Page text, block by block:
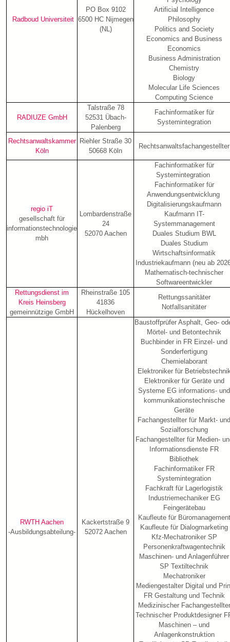
Radboud Universiteit
PO Box 9102
6500 HC Nijmegen
(NL)
Artificial Intelligence
Philosophy
Politics and Society
Economics and Business
Economics
Business Administration
Chemistry
Biology
Molecular Life Sciences
Computing Science
RADIUZE GmbH
Talstraße 78
52531 Übach-
Palenberg
Fachinformatiker für
Systemintegration
Rechtsanwaltskammer
Köln
Riehler Straße 30
50668 Köln
Rechtsanwaltsfachangestellter
regio iT
gesellschaft für
informationstechnologie
mbh
Lombardenstraße
24
52070 Aachen
Fachinformatiker für
Systemintegration
Fachinformatiker für
Anwendungsentwicklung
Digitalisierungskaufmann
Kaufmann IT-
Systemmanagement
Duales Studium BWL
Duales Studium
Wirtschaftsinformatik
Industriekaufmann (neu ab
Mathematisch-technischer
Softwareentwickler
Rettungsdienst im
Kreis Heinsberg
gemeinnützige GmbH
Rheinstraße 105
41836
Hückelhoven
Rettungssanitäter
Notfallsanitäter
RWTH Aachen
-Ausbildungsabteilung-
Kackertstraße 9
52072 Aachen
Baustoffprüfer Asphalt, Geo-
Mörtel- und Betontechnik
Buchbinder in FR Einzel- und
Sonderfertigung
Chemielaborant
Elektroniker für
Elektroniker für Geräte und
Systeme EG informations- und
kommunikationstechnische
Geräte
Fachangestellter für Markt- und
Sozialforschung
Fachangestellter für Medien-
Informationsdienste FR
Bibliothek
Fachinformatiker FR
Systemintegration
Fachkraft für Lagerlogistik
Industriemechaniker EG
Feingerätebau
Kaufleute für Büromanagement
Kaufleute für Dialogmarketing
Kfz-Mechatroniker SP
Personenkraftwagentechnik
Maschinen- und Anlagenführer
SP Textiltechnik
Mechatroniker
Mediengestalter Digital und
FR Gestaltung und Technik
Medizinischer Fachangestellter
Technischer Produktdesigner
Maschinen – und
Anlagenkonstruktion